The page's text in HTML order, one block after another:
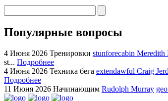
Популярные вопросы
4 Июня 2026 Тренировки stunforecabin
st... Подробнее
4 Июня 2026 Техника бега extendawful Craig
Подробнее
11 Июня 2026 Начинающим Rudolph Murray